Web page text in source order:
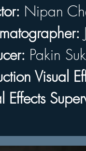
Nipan Chawcharernpon
Jason R. Deford
Pakin Sukkee
Visual Effects Supervisor:
Nipan
Nipan
Pakin
Visual
Effects